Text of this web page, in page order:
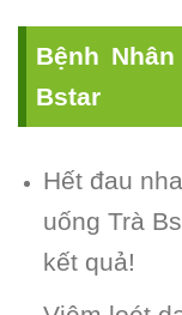
Bệnh
Bstar
Hết đau
uống Trà
kết quả!